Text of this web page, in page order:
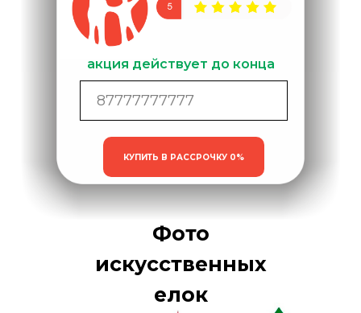
акция действует до конца
недели
КУПИТЬ В РАССРОЧКУ 0%
Фото
искусственных
елок